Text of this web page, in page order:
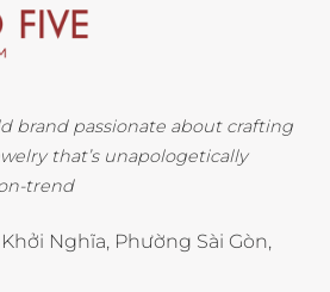
brand passionate about crafting
that’s unapologetically
trend
Nghĩa, Phường Sài Gòn,